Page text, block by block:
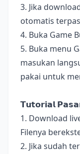
3. Jika
otomatis
4. Buka Game
5. Buka menu
masukan
pakai untuk
𝗧𝘂𝘁𝗼𝗿𝗶𝗮𝗹
1. Download
Filenya
2. Jika sudah